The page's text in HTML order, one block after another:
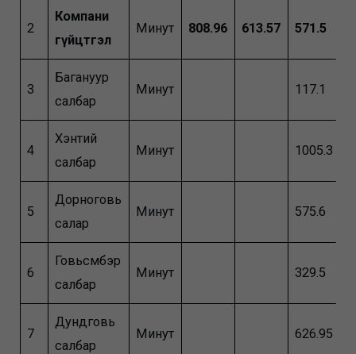
2
Компани
гүйцтгэл
Минут 808.96 613.57 571.5
3
Багануур
салбар
Минут 117.1
4
Хэнтий
салбар
Минут 1005.3
5
Дорноговь
салар
Минут 575.6
6
Говьсүмбэр
салбар
Минут 329.5
7
Дундговь
салбар
Минут 626.95